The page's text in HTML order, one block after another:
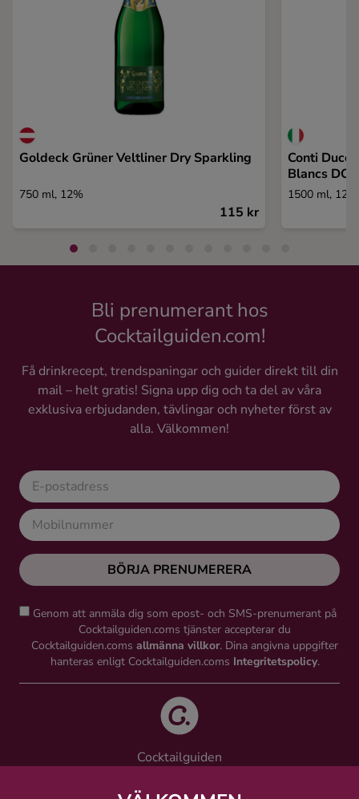
Goldeck Grüner Veltliner Dry Sparkling
750 ml, 12%
115 kr
Conti
Blancs
1500 ml,
Bli prenumerant hos
Cocktailguiden.com!
Få drinkrecept, trendspaningar och guider direkt till din
mail – helt gratis! Signa upp dig och ta del av våra
exklusiva erbjudanden, tävlingar och nyheter först av
alla. Välkommen!
BÖRJA PRENUMERERA
Genom att anmäla dig som epost- och SMS-prenumerant på
Cocktailguiden.coms tjänster accepterar du
Cocktailguiden.coms allmänna villkor. Dina angivna uppgifter
hanteras enligt Cocktailguiden.coms Integritetspolicy.
Cocktailguiden